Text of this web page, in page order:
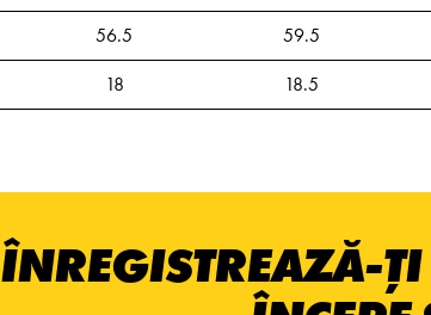
56.5 59.5
18 18.5
ÎNREGISTREAZĂ-